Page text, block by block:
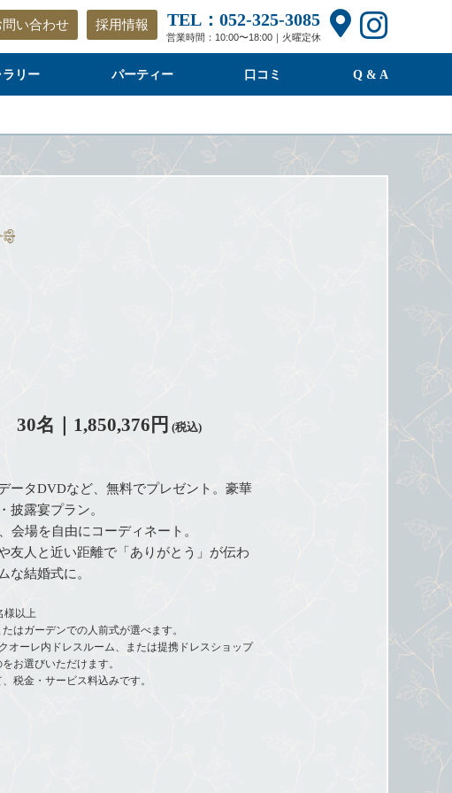
い合わせ 採用情報 TEL：052-325-3085
営業時間：10:00〜18:00｜火曜定休
ラリー パーティー 口コミ Q & A
30名｜1,850,376円 (税込)
ータDVDなど、無料でプレゼント。豪華
披露宴プラン。
会場を自由にコーディネート。
友人と近い距離で「ありがとう」が伝わ
な結婚式に。
様以上
はガーデンでの人前式が選べます。
オーレ内ドレスルーム、または提携ドレスショップ
お選びいただけます。
税金・サービス料込みです。